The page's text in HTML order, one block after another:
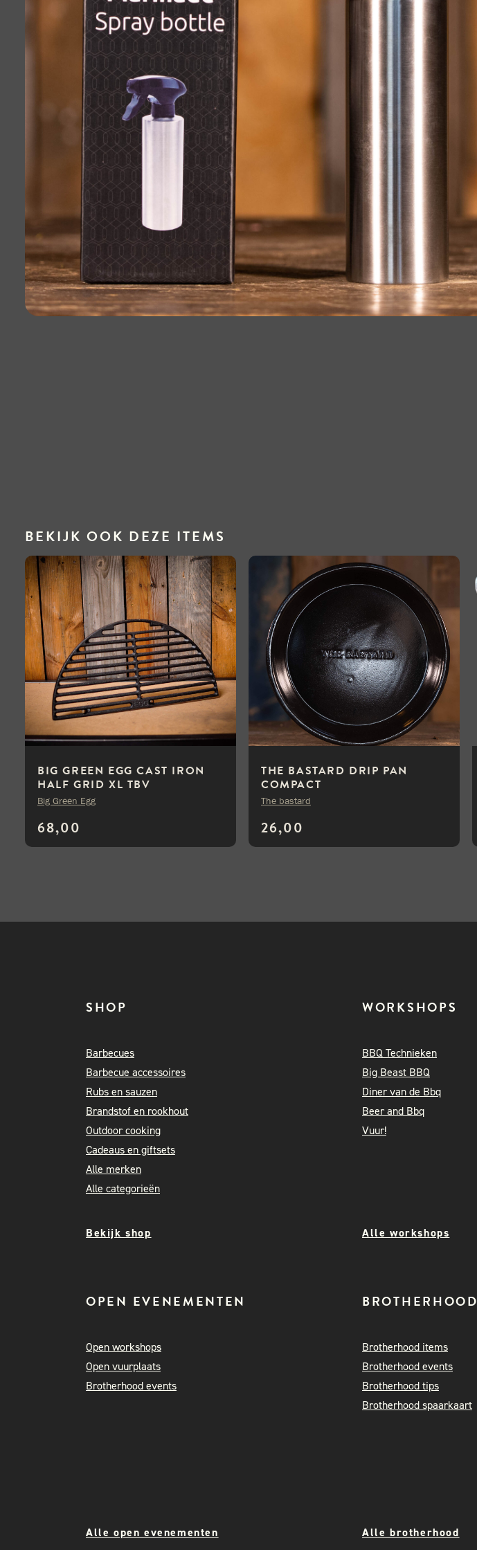
BEKIJK OOK DEZE ITEMS
BIG GREEN EGG CAST IRON
HALF GRID XL TBV
EGGSPANDER KIT
68,00
Big Green Egg
THE BASTARD DRIP PAN
COMPACT
26,00
The bastard
SHOP
Barbecues
Barbecue accessoires
Rubs en sauzen
Brandstof en rookhout
Outdoor cooking
Cadeaus en giftsets
Alle merken
Alle categorieën
WORKSHOPS
BBQ Technieken
Big Beast BBQ
Diner van de Bbq
Beer and Bbq
Vuur!
Bekijk shop Alle workshops
OPEN EVENEMENTEN
Open workshops
Open vuurplaats
Brotherhood events
BROTHERHOOD
Brotherhood items
Brotherhood events
Brotherhood tips
Brotherhood spaarkaart
Alle open evenementen Alle brotherhood